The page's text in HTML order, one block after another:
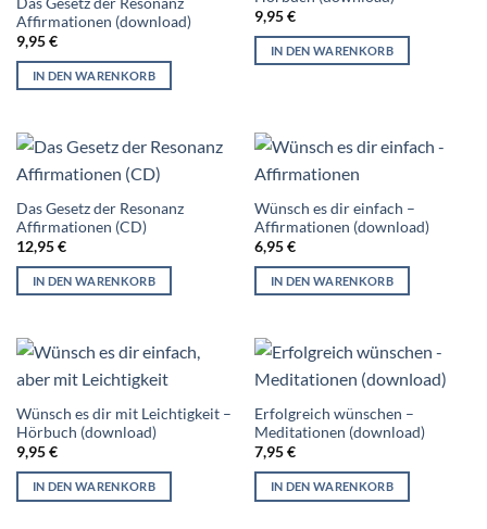
Affirmationen (download)
9,95€
IN DEN WARENKORB
9,95€
IN DEN WARENKORB
Das Gesetz der Resonanz
Affirmationen (CD)
12,95€
IN DEN WARENKORB
Wünsch es dir einfach –
Affirmationen (download)
6,95€
IN DEN WARENKORB
Wünsch es dir mit Leichtigkeit –
Hörbuch (download)
9,95€
IN DEN WARENKORB
Erfolgreich wünschen –
Meditationen (download)
7,95€
IN DEN WARENKORB